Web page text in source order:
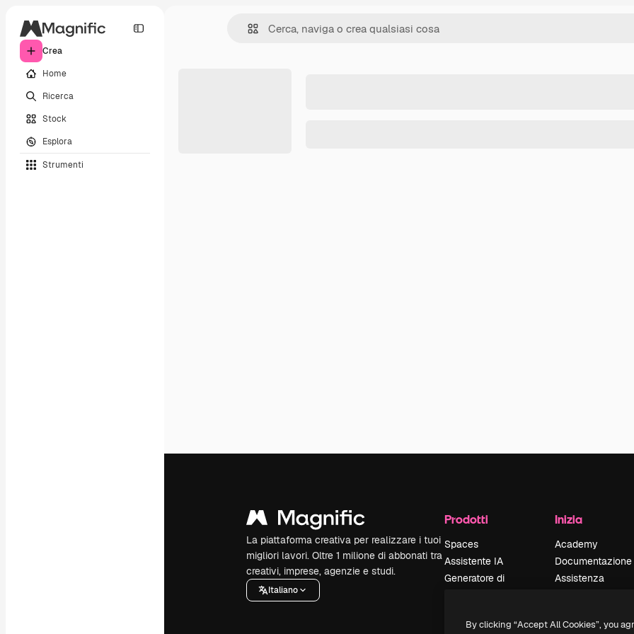
Crea
Home
Ricerca
Stock
Esplora
Strumenti
La piattaforma creativa per realizzare i tuoi
migliori lavori. Oltre 1 milione di abbonati tra
creativi, imprese, agenzie e studi.
Italiano
Prodotti
Spaces
Assistente IA
Generatore di
Inizia
Academy
Documentazione
Assistenza
Politica sulla
By clicking “Accept All Cookies”, you